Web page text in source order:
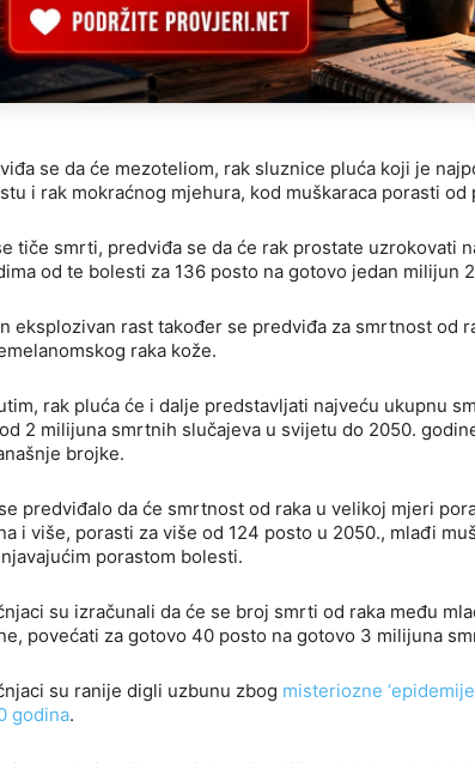
se da će mezoteliom, rak sluznice pluća koji je
i rak mokraćnog mjehura, kod muškaraca porasti od
tiče smrti, predviđa se da će rak prostate uzrokovati
od te bolesti za 136 posto na gotovo jedan milijun
eksplozivan rast također se predviđa za smrtnost od
raka kože.
rak pluća će i dalje predstavljati najveću ukupnu
2 milijuna smrtnih slučajeva u svijetu do 2050.
brojke.
predviđalo da će smrtnost od raka u velikoj mjeri
i više, porasti za više od 124 posto u 2050., mlađi
porastom bolesti.
su izračunali da će se broj smrti od raka među
povećati za gotovo 40 posto na gotovo 3 milijuna
su ranije digli uzbunu zbog misteriozne
godina.